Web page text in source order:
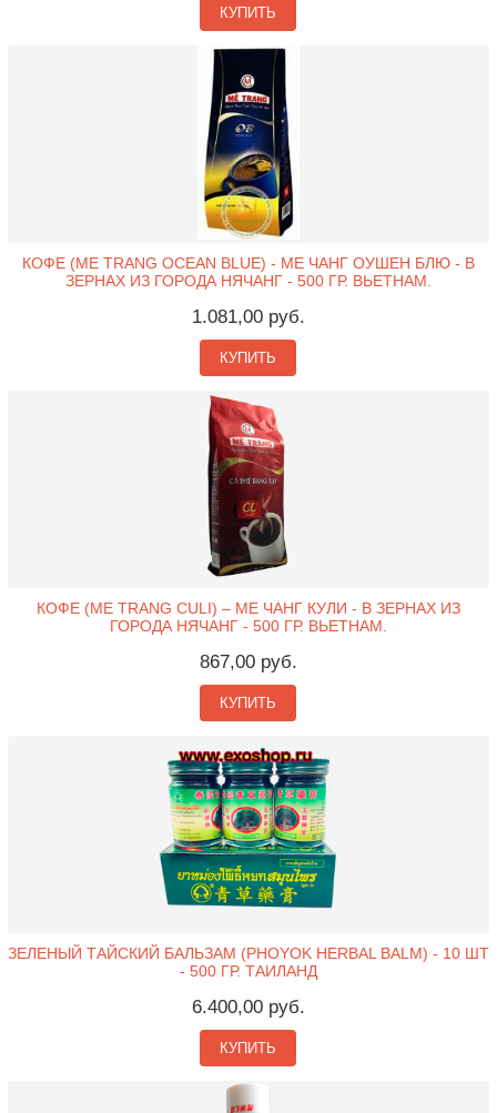
КУПИТЬ
КОФЕ (ME TRANG OCEAN BLUE) - МЕ ЧАНГ ОУШЕН БЛЮ - В
ЗЕРНАХ ИЗ ГОРОДА НЯЧАНГ - 500 ГР. ВЬЕТНАМ.
1.081,00 руб.
КУПИТЬ
КОФЕ (ME TRANG CULI) – МЕ ЧАНГ КУЛИ - В ЗЕРНАХ ИЗ
ГОРОДА НЯЧАНГ - 500 ГР. ВЬЕТНАМ.
867,00 руб.
КУПИТЬ
ЗЕЛЕНЫЙ ТАЙСКИЙ БАЛЬЗАМ (PHOYOK HERBAL BALM) - 10 ШТ
- 500 ГР. ТАИЛАНД
6.400,00 руб.
КУПИТЬ